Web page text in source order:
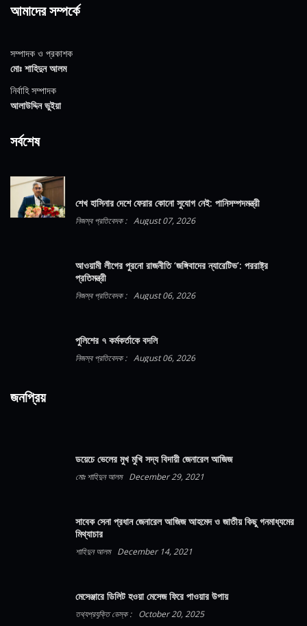
আমাদের সম্পর্কে
সম্পাদক ও প্রকাশক
মোঃ শাহিদুন আলম
নির্বাহি সম্পাদক
আলাউদ্দিন ভুইয়া
সর্বশেষ
শেখ হাসিনার দেশে ফেরার কোনো সুযোগ নেই: পানিসম্পদমন্ত্রী
নিজস্ব প্রতিবেদক : August 07, 2026
আওয়ামী লীগের পুরনো রাজনীতি ‘জঙ্গিবাদের ন্যারেটিভ’: পররাষ্ট্র
প্রতিমন্ত্রী
নিজস্ব প্রতিবেদক : August 06, 2026
পুলিশের ৭ কর্মকর্তাকে বদলি
নিজস্ব প্রতিবেদক : August 06, 2026
জনপ্রিয়
ডয়েচে ভেলের মুখ মুখি সদ্য বিদায়ী জেনারেল আজিজ
মোঃ শাহিদুন আলম December 29, 2021
সাবেক সেনা প্রধান জেনারেল আজিজ আহমেদ ও জাতীয় কিছু গনমাধ্যমের
মিথ্যাচার
শাহিদুন আলম December 14, 2021
মেসেঞ্জারে ডিলিট হওয়া মেসেজ ফিরে পাওয়ার উপায়
তথ্যপ্রযুক্তি ডেস্ক : October 20, 2025